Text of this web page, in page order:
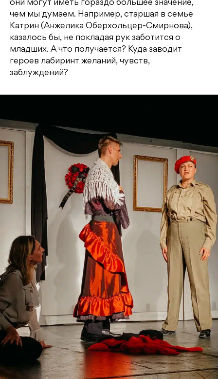
они могут иметь гораздо большее значение,
чем мы думаем. Например, старшая в семье
Катрин (Анжелика Оберхольцер-Смирнова),
казалось бы, не покладая рук заботится о
младших. А что получается? Куда заводит
героев лабиринт желаний, чувств,
заблуждений?